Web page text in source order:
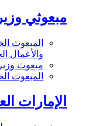
مبعوثي
المبعوث
والأعمال
مبعوث
المبعوث
الإمارات